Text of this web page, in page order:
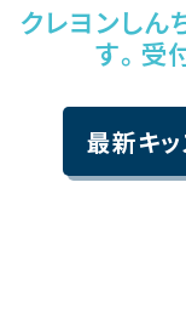
クレヨンしん
す。受
最新キ